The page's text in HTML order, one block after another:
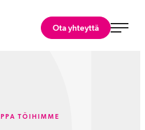
Ota yhteyttä
TÖIHIMME